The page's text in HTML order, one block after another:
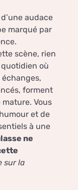
audace
marqué par
scène, rien
où
échanges,
forment
Vous
et de
à une
ne
sur la